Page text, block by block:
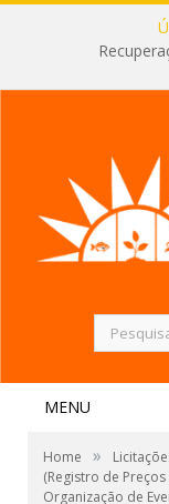
Pesquisar
por:
MENU
Home »
(Registro de
Organização de